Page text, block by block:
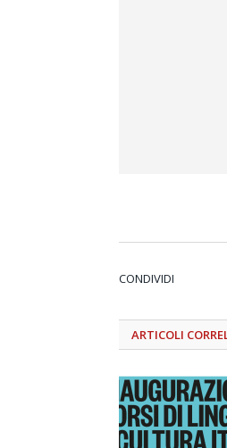
CONDIVIDI
ARTICOLI